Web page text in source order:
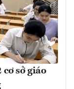
cơ sở giáo